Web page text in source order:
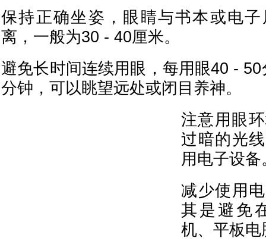
保持正确坐姿，眼睛与书本或电
离，一般为30 - 40厘米。
避免长时间连续用眼，每用眼40 -
分钟，可以眺望远处或闭目养神。
注意用眼
过暗的光
用电子设备
减少使用
其是避免
机、平板电